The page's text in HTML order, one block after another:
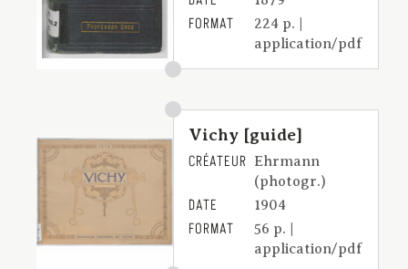
FORMAT
224 p. |
application/pdf
Vichy [guide]
CRÉATEUR Ehrmann
(photogr.)
DATE 1904
FORMAT
56 p. |
application/pdf